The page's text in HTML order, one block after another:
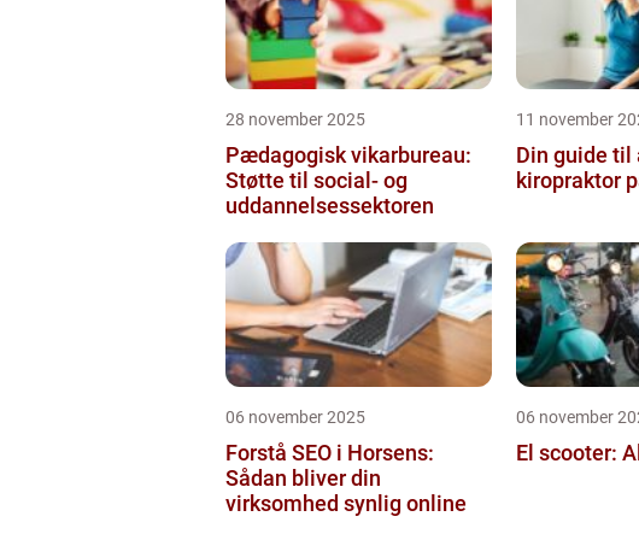
28 november 2025
Pædagogisk vikarbureau:
Støtte til social- og
uddannelsessektoren
11 november
Din guide til
kiropraktor
06 november 2025
Forstå SEO i Horsens:
Sådan bliver din
virksomhed synlig online
06 november
El scooter: